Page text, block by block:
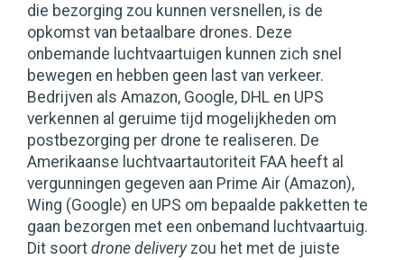
die bezorging zou kunnen versnellen, is de
opkomst van betaalbare drones. Deze
onbemande luchtvaartuigen kunnen zich snel
bewegen en hebben geen last van verkeer.
Bedrijven als Amazon, Google, DHL en UPS
verkennen al geruime tijd mogelijkheden om
postbezorging per drone te realiseren. De
Amerikaanse luchtvaartautoriteit FAA heeft al
vergunningen gegeven aan Prime Air (Amazon),
Wing (Google) en UPS om bepaalde pakketten te
gaan bezorgen met een onbemand luchtvaartuig.
Dit soort drone deliveryzou het met de juiste